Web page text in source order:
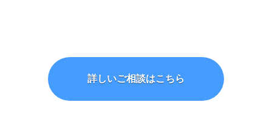
詳しいご相談はこちら